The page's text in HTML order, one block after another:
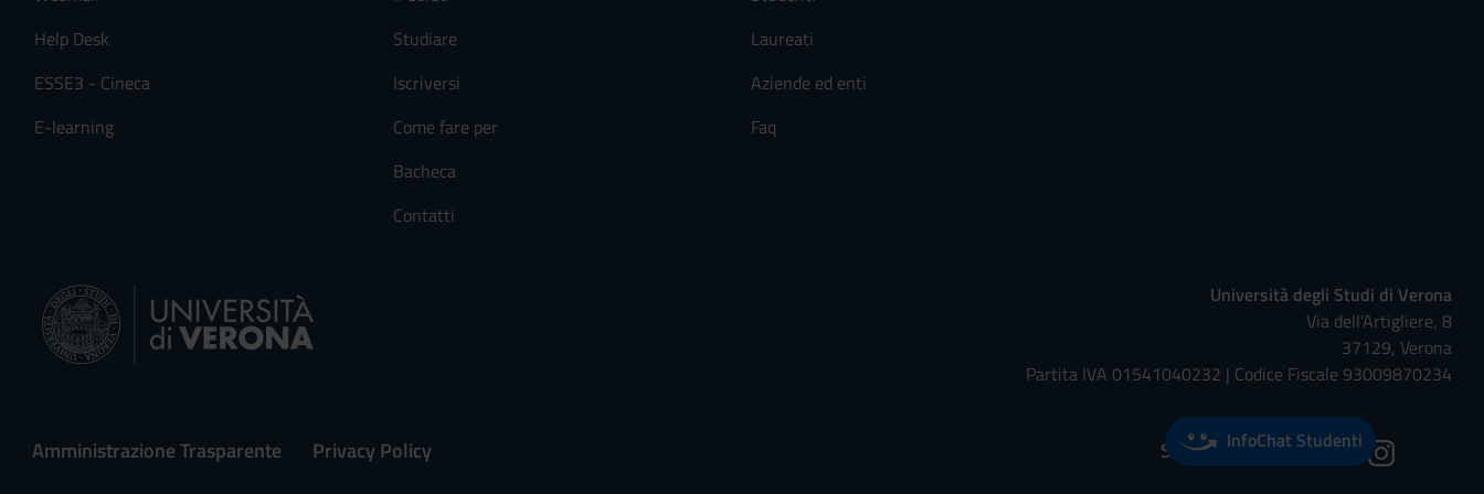
Help Desk
ESSE3 - Cineca
E-learning
Studiare
Iscriversi
Come fare per
Bacheca
Contatti
Laureati
Aziende ed enti
Faq
Università degli Studi di Verona
Via dell'Artigliere, 8
37129, Verona
Partita IVA 01541040232 | Codice Fiscale 93009870234
Amministrazione Trasparente Privacy Policy Seguici su:InfoChat Studenti